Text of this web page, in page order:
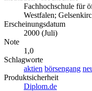
Fachhochschule für
Westfalen;
Erscheinungsdatum
2000 (Juli)
Note
1,0
Schlagworte
aktien börsengang
Produktsicherheit
Diplom.de